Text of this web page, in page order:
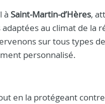
à Saint-Martin-d’Hères,
au climat de la
sur tous types de
personnalisé.
en la protégeant contre